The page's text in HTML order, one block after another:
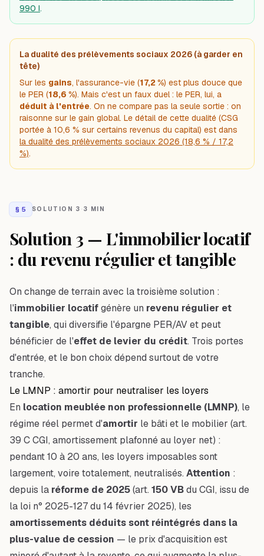
990 I.
La dualité des prélèvements sociaux 2026 (à garder en
tête)
Sur les gains, l'assurance-vie (17,2 %) est plus douce que
le PER (18,6 %). Mais c'est un faux duel : le PER, lui, a
déduit à l'entrée. On ne compare pas la seule sortie : on
raisonne sur le gain global. Le détail de cette dualité (CSG
portée à 10,6 % sur certains revenus du capital) est dans
la dualité des prélèvements sociaux 2026 (18,6 % / 17,2
%).
§ 5 SOLUTION 3 · 3 MIN
Solution 3 — L'immobilier locatif
: du revenu régulier et tangible
On change de terrain avec la troisième solution :
l'immobilier locatifgénère un revenu régulier et
tangible, qui diversifie l'épargne PER/AV et peut
bénéficier de l'effet de levier du crédit. Trois portes
d'entrée, et le bon choix dépend surtout de votre
tranche.
Le LMNP : amortir pour neutraliser les loyers
En location meublée non professionnelle (LMNP), le
régime réel permet d'amortir le bâti et le mobilier (art.
39 C CGI, amortissement plafonné au loyer net) :
pendant 10 à 20 ans, les loyers imposables sont
largement, voire totalement, neutralisés. Attention :
depuis la réforme de 2025(art. 150 VBdu CGI, issu de
la loi n° 2025-127 du 14 février 2025), les
amortissements déduits sont réintégrés dans la
plus-value de cession — le prix d'acquisition est